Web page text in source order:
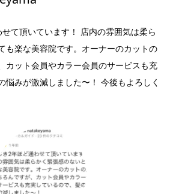
て頂いています！ 店内の雰囲気は柔ら
も楽な美容院です。オーナーのカットの
カット会員やカラー会員のサービスも充
悩みが激減しました〜！ 今後もよろしく